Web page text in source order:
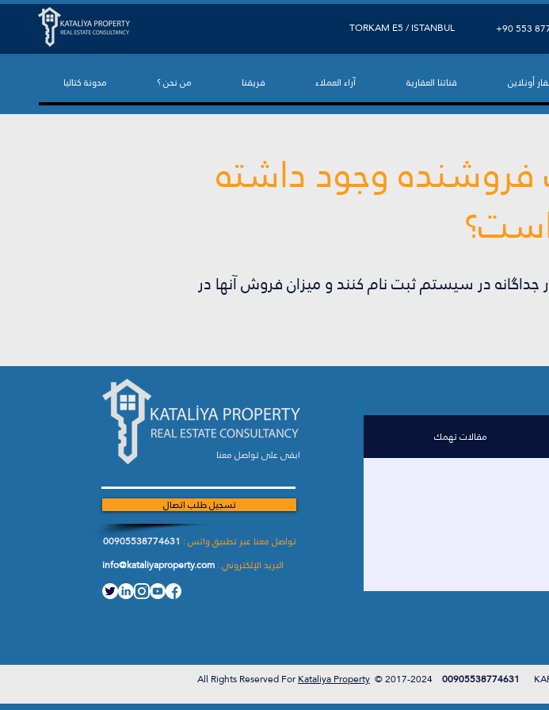
TORKAM E5 / ISTANBUL ⁦+90 553
أونلاين قناتنا العقارية آراء العملاء فريقنا من نحن ؟ مدونة كتاليا
فروشنده وجود داشته
در سیستم ثبت نام کنند و میزان فروش آنها در
ابقى على تواصل معنا
تسجيل طلب اتصال
تواصل معنا عبر تطبيق واتس : 00905538774631
البريد الإلكتروني :info@kataliyaproperty.com
مقالات تهمك
All Rights Reserved ForKataliya Property 00905538774631